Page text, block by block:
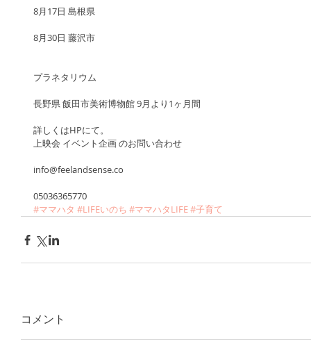
8月17日 島根県
8月30日 藤沢市
プラネタリウム
長野県 飯田市美術博物館 9月より1ヶ月間
詳しくはHPにて。
上映会 イベント企画 のお問い合わせ
info@feelandsense.co
05036365770
#ママハタ #LIFEいのち #ママハタLIFE#子育て
コメント